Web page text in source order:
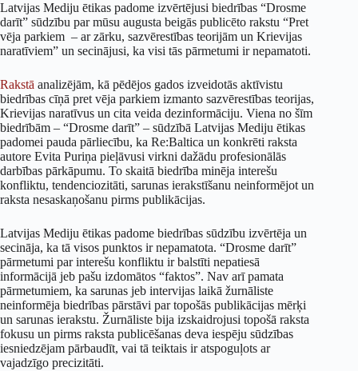
Latvijas Mediju ētikas padome izvērtējusi biedrības “Drosme
darīt” sūdzību par mūsu augusta beigās publicēto rakstu “Pret
vēja parkiem – ar zārku, sazvērestības teorijām un Krievijas
naratīviem” un secinājusi, ka visi tās pārmetumi ir nepamatoti.
Rakstā analizējām, kā pēdējos gados izveidotās aktīvistu
biedrības cīņā pret vēja parkiem izmanto sazvērestības teorijas,
Krievijas naratīvus un cita veida dezinformāciju. Viena no šīm
biedrībām – “Drosme darīt” – sūdzībā Latvijas Mediju ētikas
padomei pauda pārliecību, ka Re:Baltica un konkrēti raksta
autore Evita Puriņa pieļāvusi virkni dažādu profesionālās
darbības pārkāpumu. To skaitā biedrība minēja interešu
konfliktu, tendenciozitāti, sarunas ierakstīšanu neinformējot un
raksta nesaskaņošanu pirms publikācijas.
Latvijas Mediju ētikas padome biedrības sūdzību izvērtēja un
secināja, ka tā visos punktos ir nepamatota. “Drosme darīt”
pārmetumi par interešu konfliktu ir balstīti nepatiesā
informācijā jeb pašu izdomātos “faktos”. Nav arī pamata
pārmetumiem, ka sarunas jeb intervijas laikā žurnāliste
neinformēja biedrības pārstāvi par topošās publikācijas mērķi
un sarunas ierakstu. Žurnāliste bija izskaidrojusi topošā raksta
fokusu un pirms raksta publicēšanas deva iespēju sūdzības
iesniedzējam pārbaudīt, vai tā teiktais ir atspoguļots ar
vajadzīgo precizitāti.